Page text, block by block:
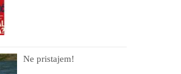
Ne pristajem!